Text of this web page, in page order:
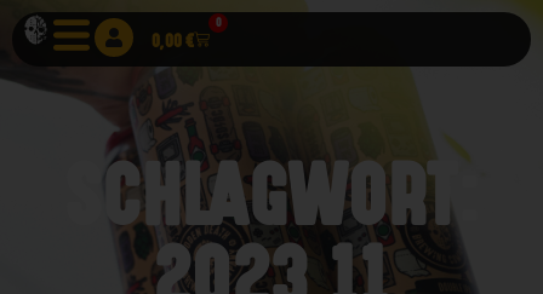
0,00€
0
SCHLAGWORT: